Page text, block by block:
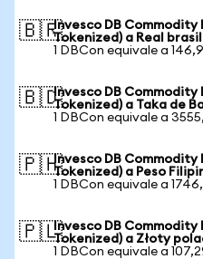
🇧🇷Invesco DB Commodity
Tokenized) a Real
1 DBCon equivale a
🇧🇩Invesco DB Commodity
Tokenized) a Taka de
1 DBCon equivale a
🇵🇭Invesco DB Commodity
Tokenized) a Peso
1 DBCon equivale a
🇵🇱Invesco DB
Tokenized) a Złoty
1 DBCon equivale a